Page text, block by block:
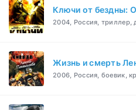
Ключи от бездны:
2004, Россия, триллер,
Жизнь и смерть
2006, Россия, боевик,